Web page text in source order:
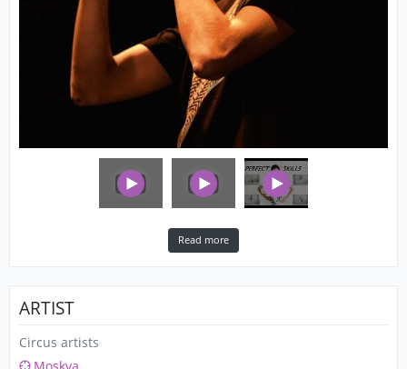
Read more
ARTIST
Circus artists